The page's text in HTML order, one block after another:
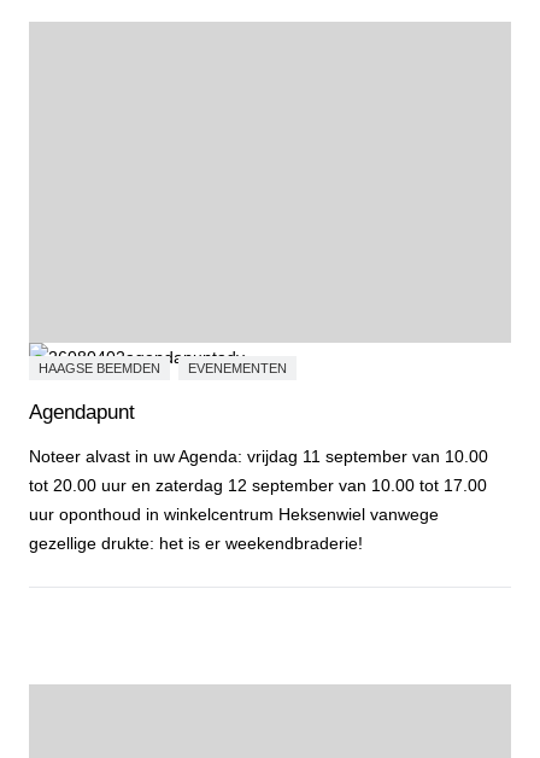
HAAGSE BEEMDEN EVENEMENTEN
Agendapunt
Noteer alvast in uw Agenda: vrijdag 11 september van 10.00
tot 20.00 uur en zaterdag 12 september van 10.00 tot 17.00
uur oponthoud in winkelcentrum Heksenwiel vanwege
gezellige drukte: het is er weekendbraderie!